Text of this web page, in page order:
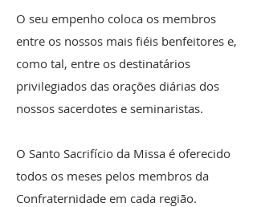
O seu empenho coloca os membros
entre os nossos mais fiéis benfeitores e,
como tal, entre os destinatários
privilegiados das orações diárias dos
nossos sacerdotes e seminaristas.
O Santo Sacrifício da Missa é oferecido
todos os meses pelos membros da
Confraternidade em cada região.